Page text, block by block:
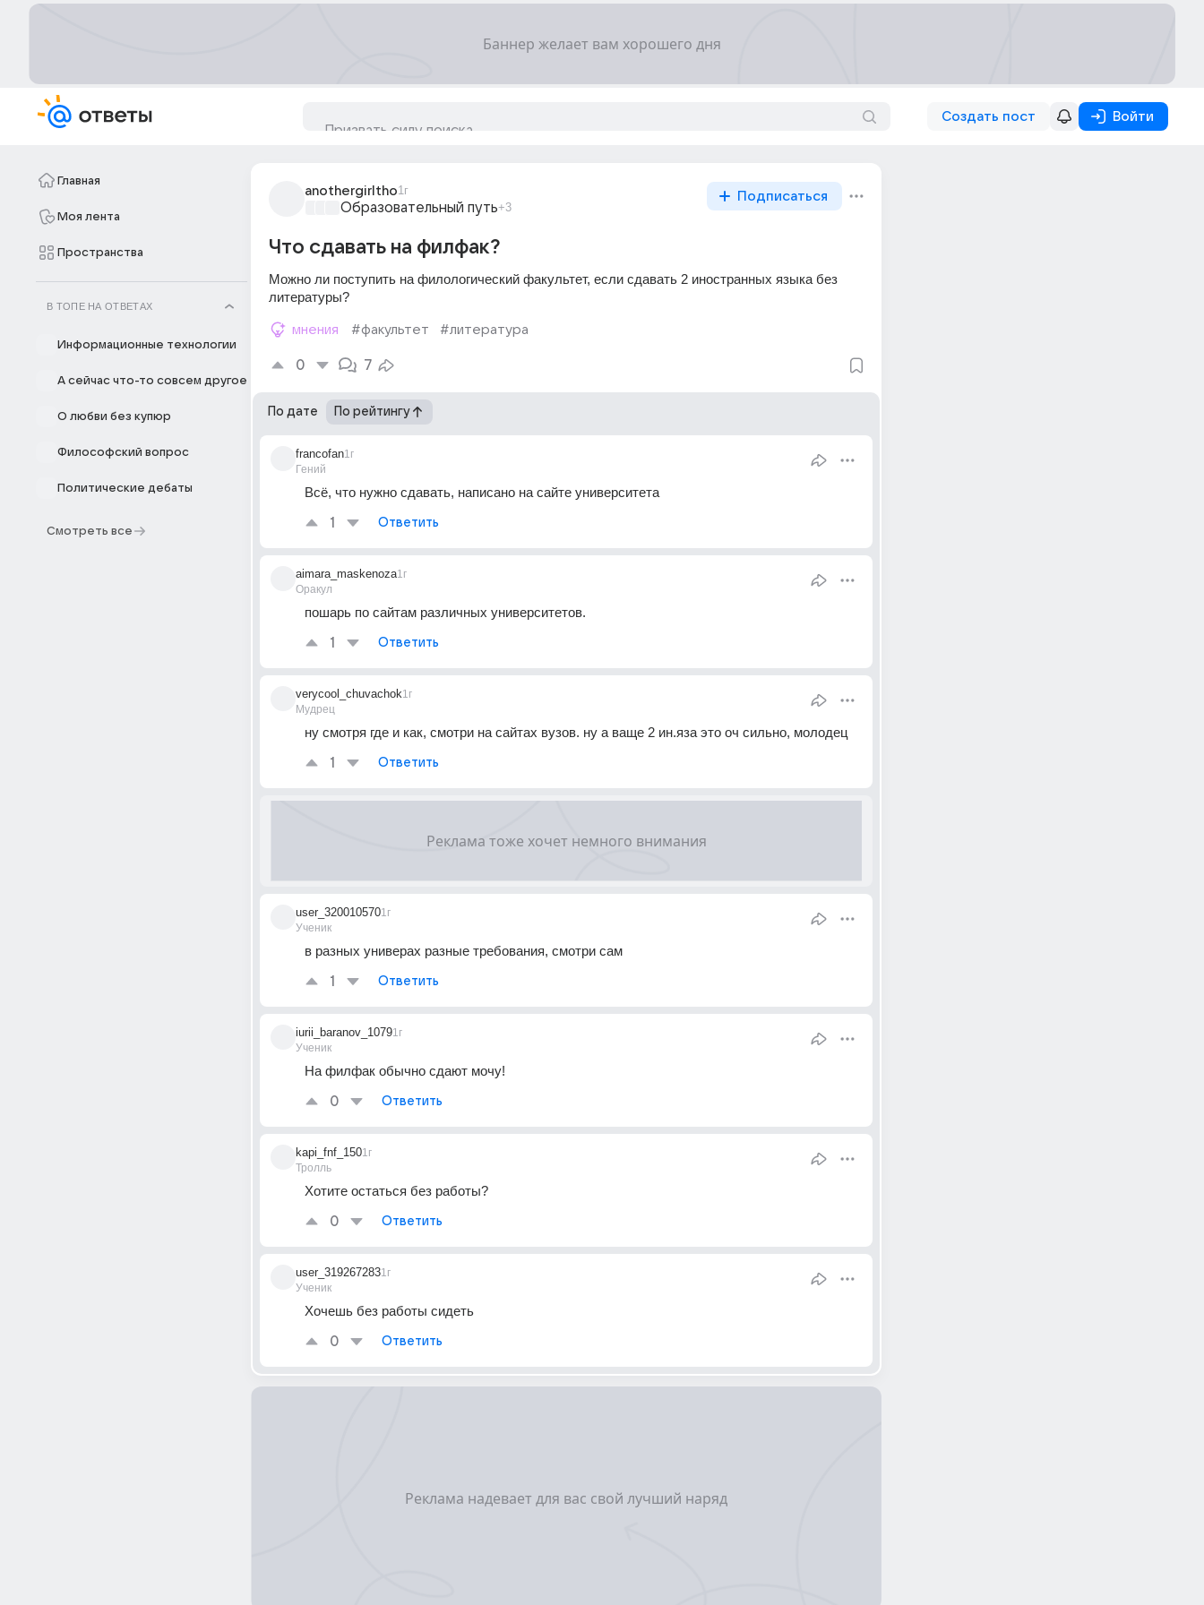
Создать пост Войти
Главная
Моя лента
Пространства
В ТОПЕ НА ОТВЕТАХ
Информационные технологии
А сейчас что-то совсем другое
О любви без купюр
Философский вопрос
Политические дебаты
Смотреть все
anothergirltho1г
Образовательный путь+3
Подписаться
Что сдавать на филфак?
Можно ли поступить на филологический факультет, если сдавать 2 иностранных языка без
литературы?
мнения #факультет #литература
0 7
По дате По рейтингу
francofan
Гений
1г
Всё, что нужно сдавать, написано на сайте университета
1 Ответить
aimara_maskenoza
Оракул
1г
пошарь по сайтам различных университетов.
1 Ответить
verycool_chuvachok
Мудрец
1г
ну смотря где и как, смотри на сайтах вузов. ну а ваще 2 ин.яза это оч сильно, молодец
1 Ответить
user_320010570
Ученик
1г
в разных универах разные требования, смотри сам
1 Ответить
iurii_baranov_1079
Ученик
1г
На филфак обычно сдают мочу!
0 Ответить
kapi_fnf_150
Тролль
1г
Хотите остаться без работы?
0 Ответить
user_319267283
Ученик
1г
Хочешь без работы сидеть
0 Ответить